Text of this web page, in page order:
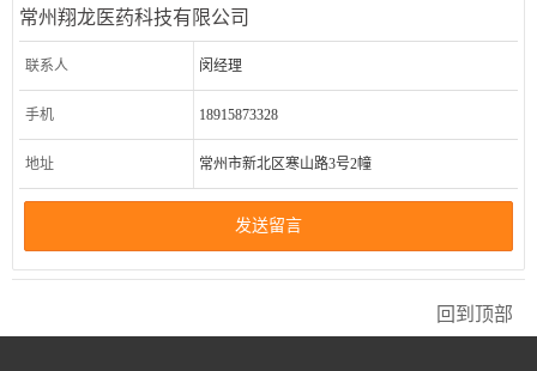
常州翔龙医药科技有限公司
联系人 闵经理
手机 18915873328
地址 常州市新北区寒山路3号2幢
发送留言
回到顶部